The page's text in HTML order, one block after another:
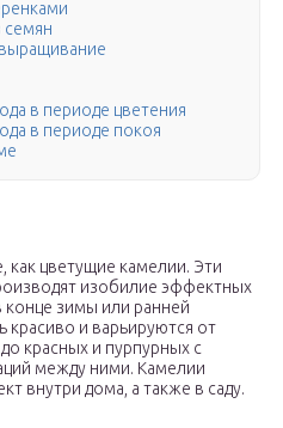
семян
в периоде цветения
в периоде покоя
как цветущие камелии. Эти
изобилие эффектных
зимы или ранней
красиво и варьируются от
красных и пурпурных с
между ними. Камелии
внутри дома, а также в саду.